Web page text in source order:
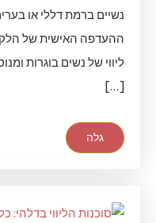
נשיים ברמת דללי או
ההעדפה האישית של
ליווי של נשים בוגרות
[…]
גלה